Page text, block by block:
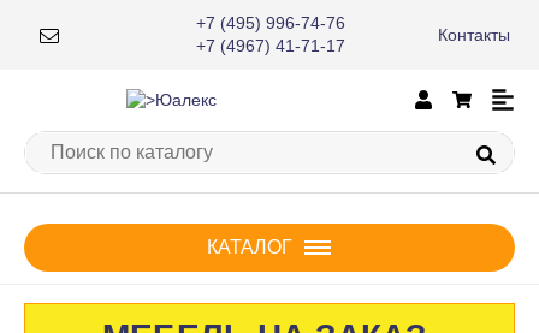
+7 (495) 996-74-76
+7 (4967) 41-71-17
Контакты
КАТАЛОГ